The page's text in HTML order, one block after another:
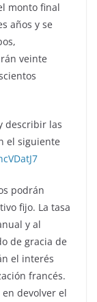
monto final
años y se
veinte
describir las
el siguiente
podrán
fijo. La tasa
y al
de gracia de
el interés
francés.
devolver el